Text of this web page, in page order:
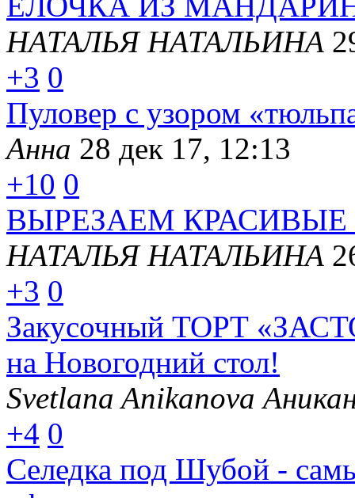
НАТАЛЬЯ НАТАЛЬИНА
+3 0
Пуловер с узором
Анна 28 дек 17, 12:13
+10 0
ВЫРЕЗАЕМ
НАТАЛЬЯ НАТАЛЬИНА
+3 0
Закусочный ТОРТ
на Новогодний стол!
Svetlana Anikanova
+4 0
Селедка под Шубой -